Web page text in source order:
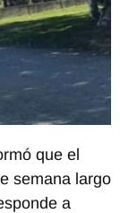
que el
semana largo
a